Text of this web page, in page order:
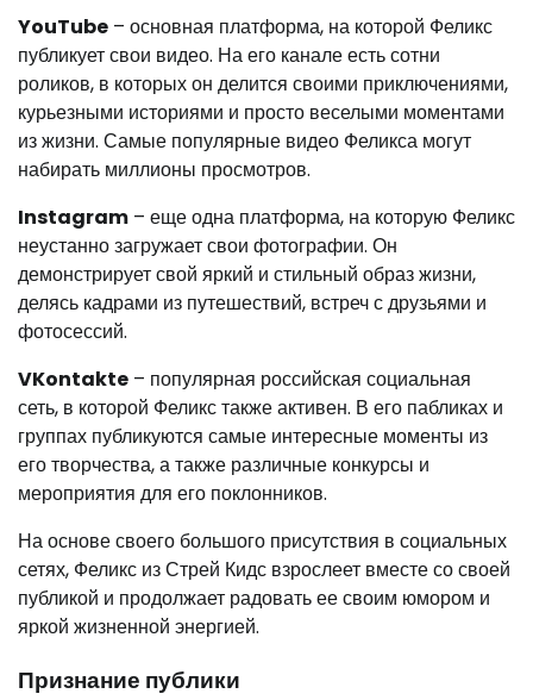
YouTube – основная платформа, на которой Феликс
публикует свои видео. На его канале есть сотни
роликов, в которых он делится своими приключениями,
курьезными историями и просто веселыми моментами
из жизни. Самые популярные видео Феликса могут
набирать миллионы просмотров.
Instagram – еще одна платформа, на которую Феликс
неустанно загружает свои фотографии. Он
демонстрирует свой яркий и стильный образ жизни,
делясь кадрами из путешествий, встреч с друзьями и
фотосессий.
VKontakte – популярная российская социальная
сеть, в которой Феликс также активен. В его пабликах и
группах публикуются самые интересные моменты из
его творчества, а также различные конкурсы и
мероприятия для его поклонников.
На основе своего большого присутствия в социальных
сетях, Феликс из Стрей Кидс взрослеет вместе со своей
публикой и продолжает радовать ее своим юмором и
яркой жизненной энергией.
Признание публики